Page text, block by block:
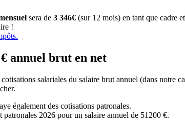
sera de 3 346€ (sur 12 mois) en tant que cadre
!
annuel brut en net
salariales du salaire brut annuel (dans notre
également des cotisations patronales.
patronales 2026 pour un salaire annuel de 51200 €.